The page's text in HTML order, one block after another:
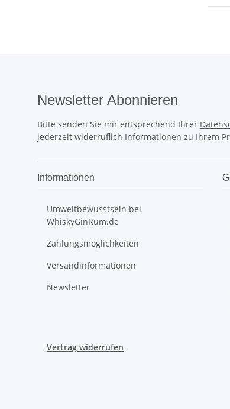
Newsletter Abonnieren
Bitte senden Sie mir entsprechend Ihrer
jederzeit widerruflich Informationen zu Ihrem
Informationen
Umweltbewusstsein bei
WhiskyGinRum.de
Zahlungsmöglichkeiten
Versandinformationen
Newsletter
Vertrag widerrufen